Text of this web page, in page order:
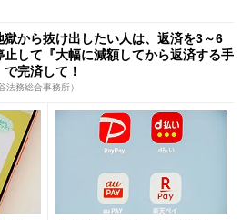
獄から抜け出したい人は、返済を3～6
止して『大幅に減額してから返済する手
で完済して！
法務総合事務所）